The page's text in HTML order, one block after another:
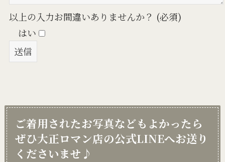
以上の入力お間違いありませんか？ (必須)
はい
ご着用されたお写真などもよかったら
ぜひ大正ロマン店の公式LINEへお送り
くださいませ♪